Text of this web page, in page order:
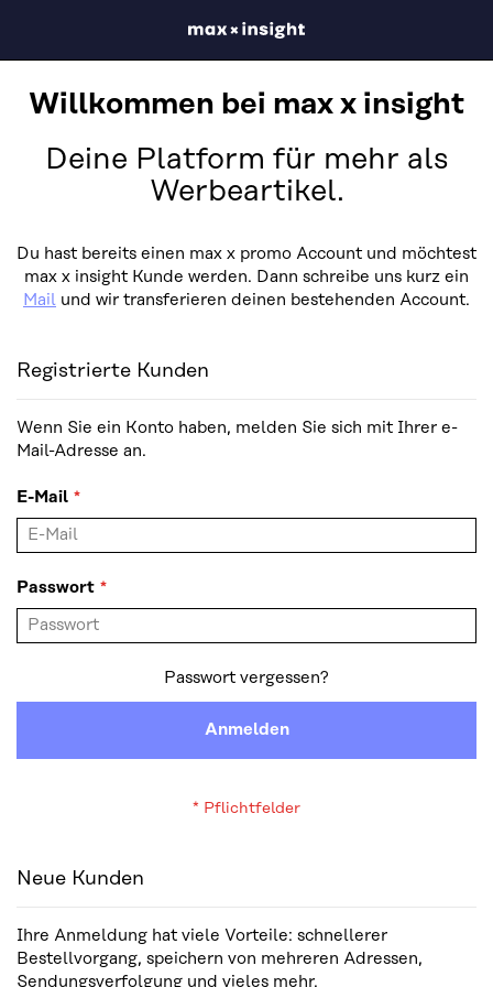
Willkommen bei max x insight
Deine Platform für mehr als
Werbeartikel.
Du hast bereits einen max x promo Account und möchtest
max x insight Kunde werden. Dann schreibe uns kurz ein
Mail und wir transferieren deinen bestehenden Account.
Registrierte Kunden
Wenn Sie ein Konto haben, melden Sie sich mit Ihrer e-
Mail-Adresse an.
E-Mail
Passwort
Passwort vergessen?
Anmelden
Neue Kunden
Ihre Anmeldung hat viele Vorteile: schnellerer
Bestellvorgang, speichern von mehreren Adressen,
Sendungsverfolgung und vieles mehr.